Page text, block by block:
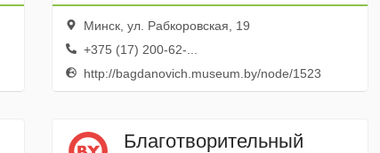
Богдановича
Минск, ул. Рабкоровская, 19
+375 (17) 200-62-...
http://bagdanovich.museum.by/node/1523
Благотворительный